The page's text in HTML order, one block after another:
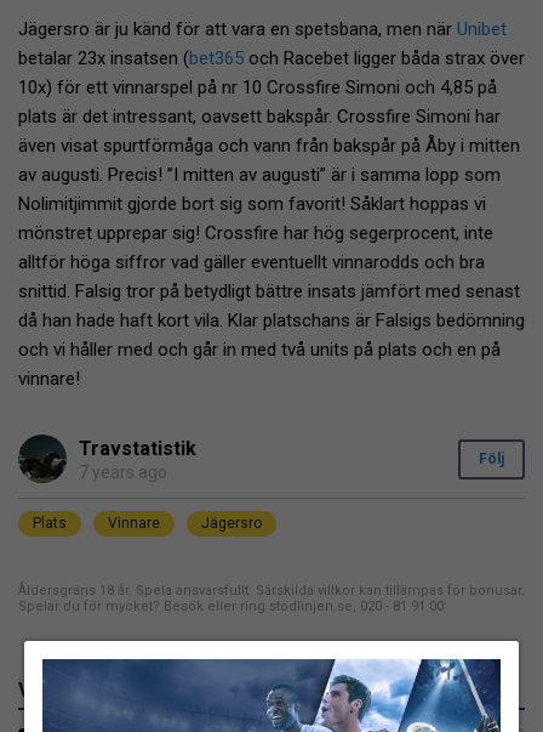
Jägersro är ju känd för att vara en spetsbana, men när Unibet
betalar 23x insatsen (bet365 och Racebet ligger båda strax över
10x) för ett vinnarspel på nr 10 Crossfire Simoni och 4,85 på
plats är det intressant, oavsett bakspår. Crossfire Simoni har
även visat spurtförmåga och vann från bakspår på Åby i mitten
av augusti. Precis! ”I mitten av augusti” är i samma lopp som
Nolimitjimmit gjorde bort sig som favorit! Såklart hoppas vi
mönstret upprepar sig! Crossfire har hög segerprocent, inte
alltför höga siffror vad gäller eventuellt vinnarodds och bra
snittid. Falsig tror på betydligt bättre insats jämfört med senast
då han hade haft kort vila. Klar platschans är Falsigs bedömning
och vi håller med och går in med två units på plats och en på
vinnare!
Travstatistik
7 years ago
Följ
Plats Vinnare Jägersro
Åldersgräns 18 år. Spela ansvarsfullt. Särskilda villkor kan tillämpas för bonusar.
Spelar du för mycket? Besök eller ring stödlinjen.se, 020 - 81 91 00
Våra bästa travbonusar